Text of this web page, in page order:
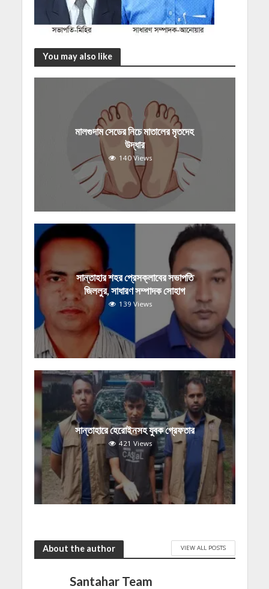
You may also like
মালগুদাম সেডের নিচে মাতালের মৃতদেহ
উদ্ধার
140 Views
সান্তাহার শহর প্রেসক্লাবের সভাপতি
জিললুর, সাধারণ সম্পাদক সোহাগ
139 Views
সান্তাহারে হেরোইনসহ যুবক গ্রেফতার
421 Views
About the author VIEW ALL POSTS
Santahar Team